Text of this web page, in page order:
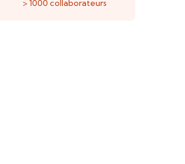
> 1000 collaborateurs